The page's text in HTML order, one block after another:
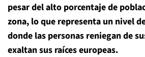
pesar del alto porcentaje de
zona, lo que representa un nivel
donde las personas reniegan de
exaltan sus raíces europeas.